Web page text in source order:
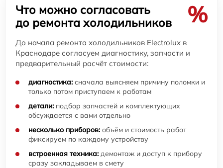
Что можно согласовать
до ремонта холодильников
%
До начала ремонта холодильников Electrolux в
Краснодаре согласуем диагностику, запчасти и
предварительный расчёт стоимости:
диагностика: сначала выясняем причину поломки и
только потом приступаем к работам
детали: подбор запчастей и комплектующих
обсуждается с вами отдельно
несколько приборов: объём и стоимость работ
фиксируем по каждому устройству
встроенная техника: демонтаж и доступ к прибору
сразу закладываем в смету